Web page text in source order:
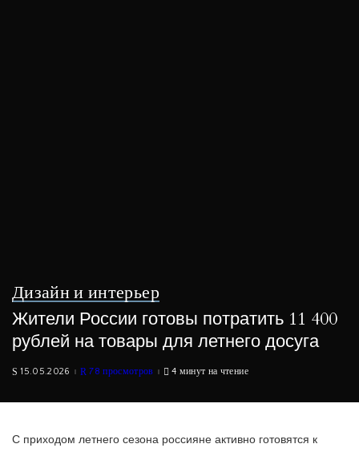
Дизайн и интерьер
Жители России готовы потратить 11 400
рублей на товары для летнего досуга
15.05.2026 78 просмотров 4 минут на чтение
С приходом летнего сезона россияне активно готовятся к